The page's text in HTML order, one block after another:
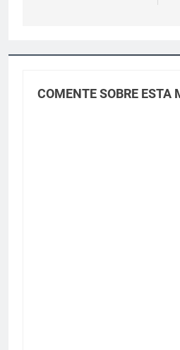
COMENTE SOBRE ESTA